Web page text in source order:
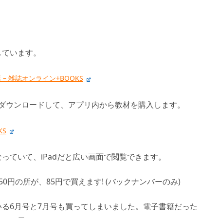
います。
雑誌オンライン+BOOKS
ンロードして、アプリ内から教材を購入します。
ていて、iPadだと広い画面で閲覧できます。
円の所が、85円で買えます! (バックナンバーのみ)
6月号と7月号も買ってしまいました。電子書籍だった